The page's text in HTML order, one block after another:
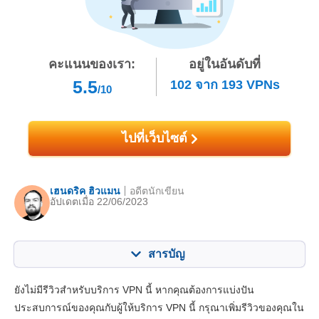
คะแนนของเรา:
5.5/10
อยู่ในอันดับที่
102 จาก 193VPNs
ไปที่เว็บไซต์
เฮนดริค ฮิวแมน
อัปเดตเมื่อ 22/06/2023
อดีตนักเขียน
สารบัญ
คุณสมบัติหลัก 5.6
ยังไม่มีรีวิวสำหรับบริการ VPN นี้ หากคุณต้องการแบ่งปัน
ประสบการณ์ของคุณกับผู้ให้บริการ VPN นี้ กรุณาเพิ่มรีวิวของคุณใน